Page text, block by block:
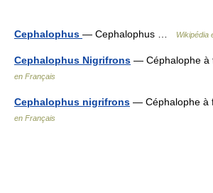
Cephalophus — Cephalophus … Wikipédia
Cephalophus Nigrifrons — Céphalophe
en Français
Cephalophus nigrifrons — Céphalophe
en Français